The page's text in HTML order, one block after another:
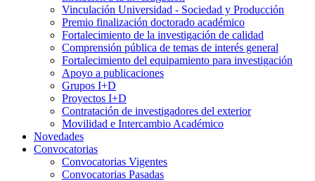
Vinculación Universidad - Sociedad y Producción
Premio finalización doctorado académico
Fortalecimiento de la investigación de calidad
Comprensión pública de temas de interés general
Fortalecimiento del equipamiento para investigación
Apoyo a publicaciones
Grupos I+D
Proyectos I+D
Contratación de investigadores del exterior
Movilidad e Intercambio Académico
Novedades
Convocatorias
Convocatorias Vigentes
Convocatorias Pasadas